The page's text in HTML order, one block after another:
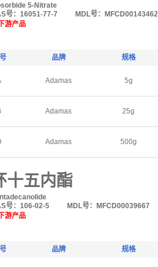
5-Nitrate
号：16051-77-7
MDL号：MFCD00143462
游产品
品牌 规格
Adamas 5g
Adamas 25g
Adamas 500g
十五内酯
号：106-02-5
MDL号：MFCD00039667
游产品
品牌 规格